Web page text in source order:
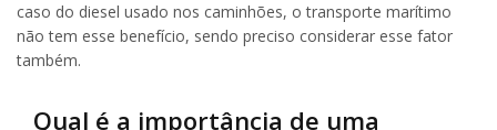
caso do diesel usado nos caminhões, o transporte marítimo
não tem esse benefício, sendo preciso considerar esse fator
também.
Qual é a importância de uma